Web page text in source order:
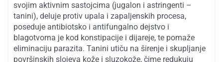
svojim aktivnim sastojcima (jugalon i astringenti –
tanini), deluje protiv upala i zapaljenskih procesa,
poseduje antibiotsko i antifungalno dejstvo i
blagotvorna je kod konstipacije i dijareje, te pomaže
eliminaciju parazita. Tanini utiču na širenje i skupljanje
površinskih slojeva kože i sluzokože, čime redukuju